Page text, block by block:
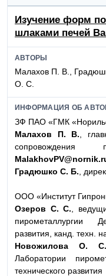
Изучение форм
шлаками печей
АВТОРЫ
Малахов П. В.,
О. С.
ИНФОРМАЦИЯ ОБ
ЗФ ПАО «ГМК
Малахов П. В. ,
сопровождения
Градюшко С. Б. ,
ООО «Институт
Озеров С. С. ,
пирометаллургии
развития, канд. техн.
Новожилова О. С.
Лаборатории
технического развития